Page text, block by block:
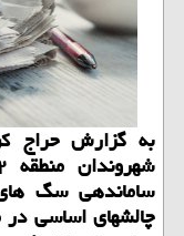
به گزارش حراج
ساماندهی سگ
چالشهای اساسی